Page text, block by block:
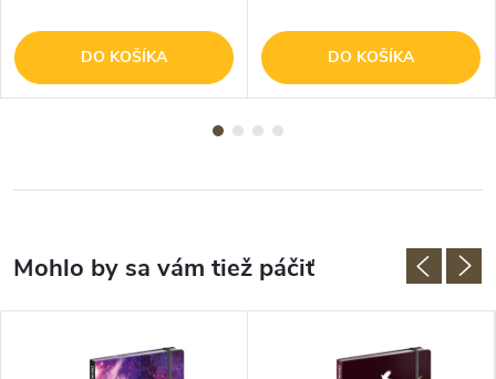
DO KOŠÍKA DO KOŠÍKA